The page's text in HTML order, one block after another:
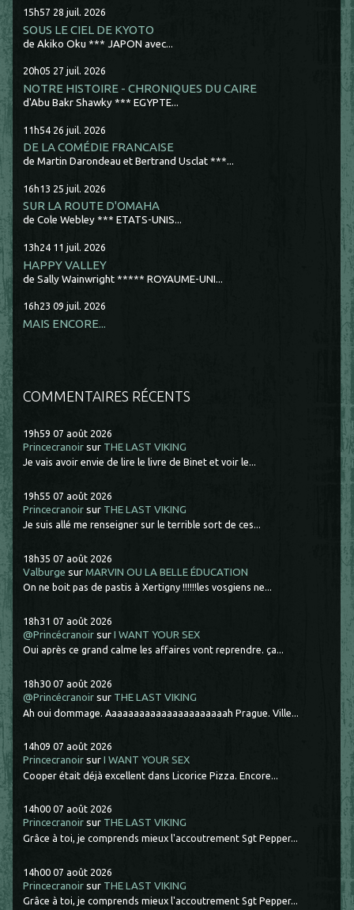
15h57 28 juil. 2026
SOUS LE CIEL DE KYOTO
de Akiko Oku *** JAPON avec...
20h05 27 juil. 2026
NOTRE HISTOIRE - CHRONIQUES DU CAIRE
d'Abu Bakr Shawky *** EGYPTE...
11h54 26 juil. 2026
DE LA COMÉDIE FRANCAISE
de Martin Darondeau et Bertrand Usclat ***...
16h13 25 juil. 2026
SUR LA ROUTE D'OMAHA
de Cole Webley *** ETATS-UNIS...
13h24 11 juil. 2026
HAPPY VALLEY
de Sally Wainwright ***** ROYAUME-UNI...
16h23 09 juil. 2026
MAIS ENCORE...
COMMENTAIRES RÉCENTS
19h59 07 août 2026
Princecranoir sur THE LAST VIKING
Je vais avoir envie de lire le livre de Binet et voir le...
19h55 07 août 2026
Princecranoir sur THE LAST VIKING
Je suis allé me renseigner sur le terrible sort de ces...
18h35 07 août 2026
Valburge surMARVIN OU LA BELLE ÉDUCATION
On ne boit pas de pastis à Xertigny !!!!!!les vosgiens ne...
18h31 07 août 2026
@Princécranoir surI WANT YOUR SEX
Oui après ce grand calme les affaires vont reprendre. ça...
18h30 07 août 2026
@Princécranoir sur THE LAST VIKING
Ah oui dommage. Aaaaaaaaaaaaaaaaaaaaaah Prague. Ville...
14h09 07 août 2026
Princecranoir surI WANT YOUR SEX
Cooper était déjà excellent dans Licorice Pizza. Encore...
14h00 07 août 2026
Princecranoir sur THE LAST VIKING
Grâce à toi, je comprends mieux l'accoutrement Sgt Pepper...
14h00 07 août 2026
Princecranoir sur THE LAST VIKING
Grâce à toi, je comprends mieux l'accoutrement Sgt Pepper...